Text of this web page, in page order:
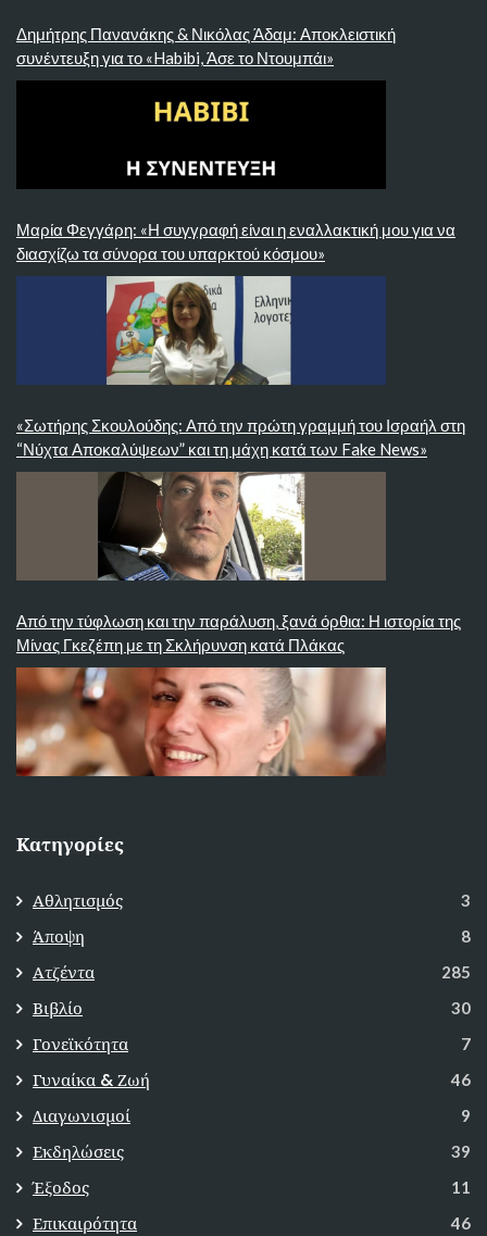
Δημήτρης Πανανάκης & Νικόλας Άδαμ: Αποκλειστική
συνέντευξη για το «Habibi, Άσε το Ντουμπάι»
Μαρία Φεγγάρη: «Η συγγραφή είναι η εναλλακτική μου για να
διασχίζω τα σύνορα του υπαρκτού κόσμου»
«Σωτήρης Σκουλούδης: Από την πρώτη γραμμή του Ισραήλ στη
“Νύχτα Αποκαλύψεων” και τη μάχη κατά των Fake News»
Από την τύφλωση και την παράλυση, ξανά όρθια: Η ιστορία της
Μίνας Γκεζέπη με τη Σκλήρυνση κατά Πλάκας
Κατηγορίες
Αθλητισμός 3
Άποψη 8
Ατζέντα 285
Βιβλίο 30
Γονεϊκότητα 7
Γυναίκα & Ζωή 46
Διαγωνισμοί 9
Εκδηλώσεις 39
Έξοδος 11
Επικαιρότητα 46